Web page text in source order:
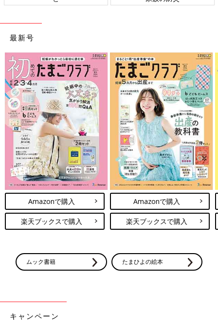
最新号
Amazonで購入
楽天ブックスで購入
Amazonで購入
楽天ブックスで購入
ムック書籍 たまひよの絵本
キャンペーン